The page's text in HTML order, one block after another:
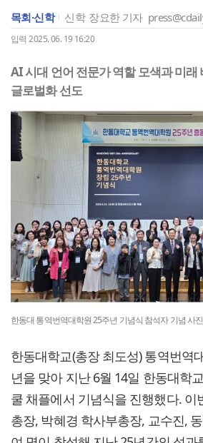
목회·신학 신학 장요한 기자
입력 2025. 06. 19 16:20
AI 시대 언어 전문가 역할 모색과 미래
글로벌화 선도
한동대 통역번역대학원 25주년 기념식 참석자 기념 사
한동대학교(총장 최도성) 통역번역
년을 맞아 지난 6월 14일 한동대학
쿨 채플에서 기념식을 진행했다. 이
총장, 박혜경 학사부총장, 교수진,